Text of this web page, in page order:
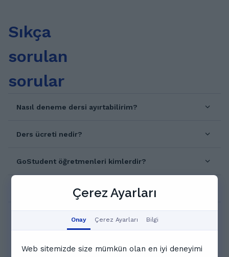
Sıkça
sorulan
sorular
Nasıl deneme dersi ayırtabilirim?
Ders ücreti nedir?
GoStudent öğretmenleri kimlerdir?
1'e 1 online dersler nasıl işliyor?
Çerez Ayarları
Onay Çerez Ayarları Bilgi
Web sitemizde size mümkün olan en iyi deneyimi